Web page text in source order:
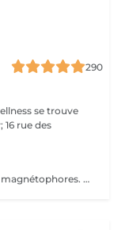
290
se trouve
rue des
Une technique unique dans le monde des magnétophores. Grâce à l'attraction des champs magnétiques encapsulés dans une mini machine tenue à la main, cette technique permet de forcer le passage des actifs cosmétiques à travers la barrière cutanée pour agir au cur des cellules. Résultat visible dès la première séance. Les capsules sont soigneusement choisies en fonction d'une consultation avec votre pour vos besoins spécifiques. Une peau d'apparence jeune sans injections !